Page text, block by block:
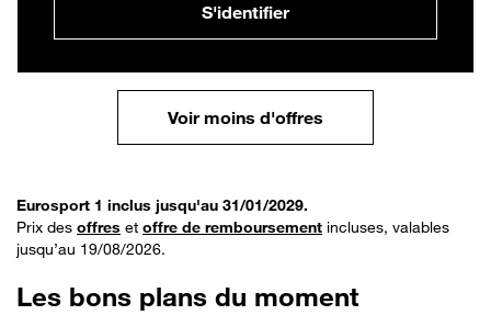
S'identifier
Voir moins d'offres
Eurosport 1 inclus jusqu'au 31/01/2029.
Prix des offres et offre de remboursement incluses, valables
jusqu’au 19/08/2026.
Les bons plans du moment